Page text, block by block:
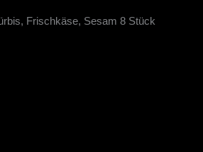
Frischkäse, Sesam 8 Stück